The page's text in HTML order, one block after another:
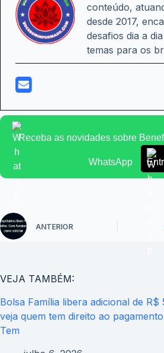
conteúdo,
desde 2017,
desafios dia a
temas para os
Receba as novidades sobre
WhatsApp
ANTERIOR
VEJA TAMBÉM:
Bolsa Família libera adicional de R$
veja quem tem direito ao
Tem